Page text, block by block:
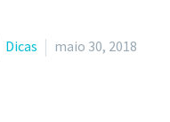
Dicas maio 30, 2018